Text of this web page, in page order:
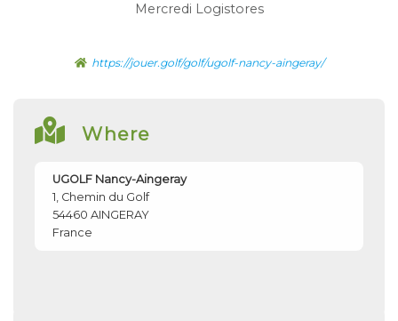
Mercredi Logistores
https://jouer.golf/golf/ugolf-nancy-aingeray/
Where
UGOLF Nancy-Aingeray
1, Chemin du Golf
54460 AINGERAY
France